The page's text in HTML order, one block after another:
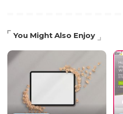
You Might Also Enjoy